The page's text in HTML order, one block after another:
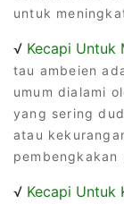
untuk
√ Kecapi Untuk
tau ambeien
umum dialami
yang sering
atau
pembengkakan
√ Kecapi Untuk